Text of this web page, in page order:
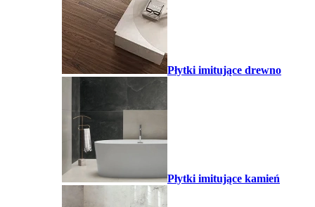
Płytki imitujące drewno
Płytki imitujące kamień